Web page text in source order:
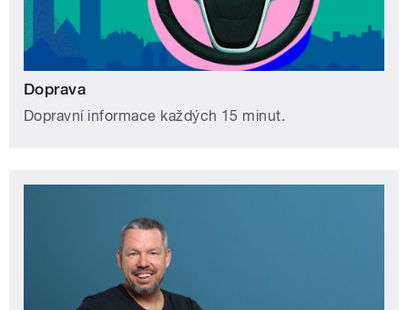
Doprava
Dopravní informace každých 15 minut.